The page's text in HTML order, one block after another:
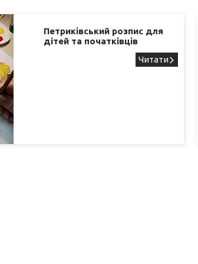
Петриківський розпис для
дітей та початківців